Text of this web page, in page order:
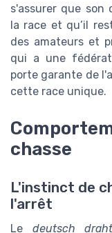
s'assurer que son
la race et qu’il
des amateurs et
qui a une
porte garante de
cette race unique.
chasse
L'instinct de
l'arrêt
Le deutsch